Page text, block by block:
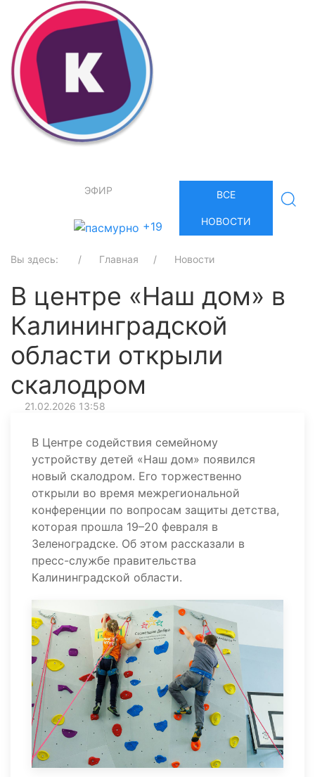
ЭФИР
+19
ВСЕ
НОВОСТИ
Вы здесь: Главная Новости
В центре «Наш дом» в
Калининградской
области открыли
скалодром
21.02.2026 13:58
В Центре содействия семейному
устройству детей «Наш дом» появился
новый скалодром. Его торжественно
открыли во время межрегиональной
конференции по вопросам защиты детства,
которая прошла 19–20 февраля в
Зеленоградске. Об этом рассказали в
пресс-службе правительства
Калининградской области.